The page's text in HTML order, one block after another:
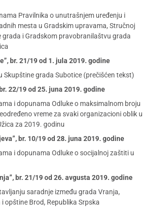
Pravilnika o unutrašnjem uređenju i
mesta u Gradskim upravama, Stručnoj
grada i Gradskom pravobranilaštvu grada
br. 21/19 od 1. jula 2019. godine
Skupštine grada Subotice (prečišćen tekst)
22/19 od 25. juna 2019. godine
i dopunama Odluke o maksimalnom broju
vreme za svaki organizacioni oblik u
za 2019. godinu
br. 10/19 od 28. juna 2019. godine
i dopunama Odluke o socijalnoj zaštiti u
br. 21/19 od 26. avgusta 2019. godine
saradnje između grada Vranja,
i opštine Brod, Republika Srpska